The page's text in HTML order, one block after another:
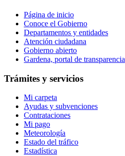
Página de inicio
Conoce el Gobierno
Departamentos y entidades
Atención ciudadana
Gobierno abierto
Gardena, portal de transparencia
Trámites y servicios
Mi carpeta
Ayudas y subvenciones
Contrataciones
Mi pago
Meteorología
Estado del tráfico
Estadística